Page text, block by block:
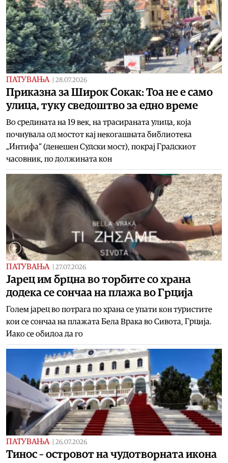
ПАТУВАЊА 28.07.2026
Приказна за Широк Сокак: Тоа не е само
улица, туку сведоштво за едно време
Во средината на 19 век, на трасираната улица, која
почнувала од мостот кај некогашната библиотека
„Интифа“ (денешен Судски мост), покрај Градскиот
часовник, по должината кон
ПАТУВАЊА 27.07.2026
Јарец им брцна во торбите со храна
додека се сончаа на плажа во Грција
Голем јарец во потрага по храна се упати кон туристите
кои се сончаа на плажата Бела Врака во Сивота, Грција.
Иако се обидоа да го
ПАТУВАЊА 26.07.2026
Тинос – островот на чудотворната икона